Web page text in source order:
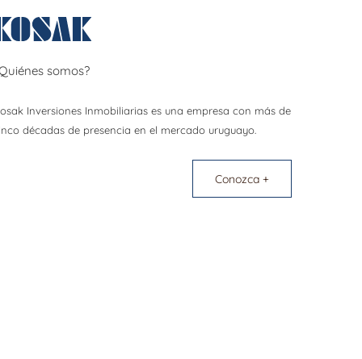
somos?
Inversiones Inmobiliarias es una empresa con más de
décadas de presencia en el mercado uruguayo.
Conozca +